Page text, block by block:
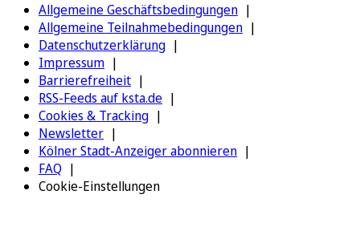
Allgemeine Geschäftsbedingungen
Allgemeine Teilnahmebedingungen
Datenschutzerklärung
Impressum
Barrierefreiheit
RSS-Feeds auf ksta.de
Cookies & Tracking
Newsletter
Kölner Stadt-Anzeiger abonnieren
FAQ
Cookie-Einstellungen